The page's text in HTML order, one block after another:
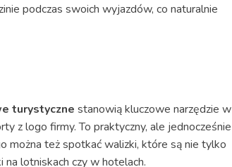
podczas swoich wyjazdów, co naturalnie
turystyczne stanowią kluczowe narzędzie w
z logo firmy. To praktyczny, ale jednocześnie
można też spotkać walizki, które są nie tylko
na lotniskach czy w hotelach.